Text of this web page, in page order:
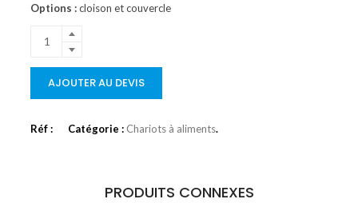
Options :cloison et couvercle
AJOUTER AU DEVIS
Réf : Catégorie : Chariots à aliments.
PRODUITS CONNEXES